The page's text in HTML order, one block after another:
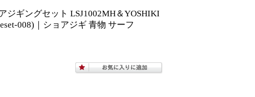
ジギングセット LSJ1002MH＆YOSHIKI
008)｜ショアジギ 青物 サーフ